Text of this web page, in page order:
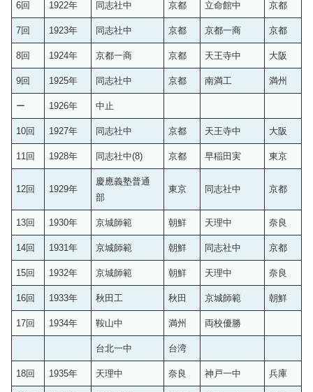
6回 1922年 同志社中 京都 立命館中 京都
7回 1923年 同志社中 京都 京都一商 京都
8回 1924年 京都一商 京都 天王寺中 大阪
9回 1925年 同志社中 京都 南満工 満州
ー 1926年 中止
10回 1927年 同志社中 京都 天王寺中 大阪
11回 1928年 同志社中(8) 京都 早稲田実 東京
12回 1929年
慶應義塾普通
部
東京 同志社中 京都
13回 1930年 京城師範 朝鮮 天理中 奈良
14回 1931年 京城師範 朝鮮 同志社中 京都
15回 1932年 京城師範 朝鮮 天理中 奈良
16回 1933年 秋田工 秋田 京城師範 朝鮮
17回 1934年 鞍山中 満州 両校優勝
台北一中 台湾
18回 1935年 天理中 奈良 神戸一中 兵庫